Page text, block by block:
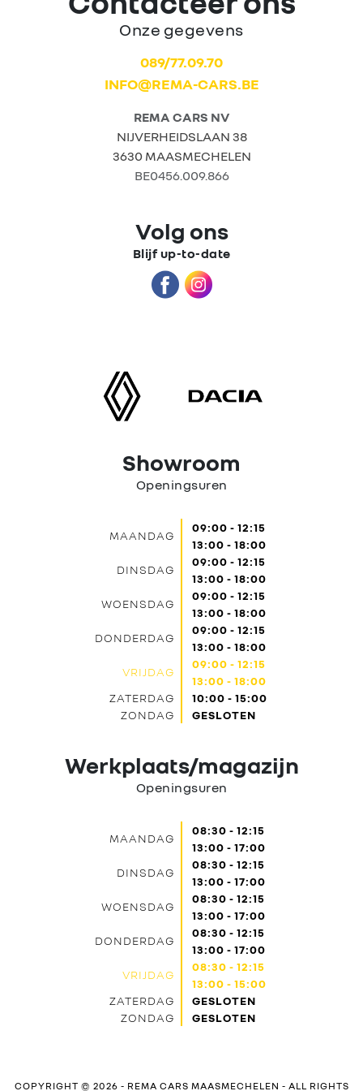
Home
Tweedehands
wagens
Stock wagens
Carrosserie
Wie zijn we?
Onze gegevens
089/77.09.70
INFO@REMA-CARS.BE
REMA CARS NV
NIJVERHEIDSLAAN 38
3630 MAASMECHELEN
BE0456.009.866
Volg ons
Blijf up-to-date
Showroom
Openingsuren
MAANDAG
09:00 - 12:15
13:00 - 18:00
DINSDAG
09:00 - 12:15
13:00 - 18:00
WOENSDAG
09:00 - 12:15
13:00 - 18:00
DONDERDAG
09:00 - 12:15
13:00 - 18:00
VRIJDAG
09:00 - 12:15
13:00 - 18:00
ZATERDAG
10:00 - 15:00
ZONDAG
GESLOTEN
Werkplaats/magazijn
Openingsuren
MAANDAG
08:30 - 12:15
13:00 - 17:00
DINSDAG
08:30 - 12:15
13:00 - 17:00
WOENSDAG
08:30 - 12:15
13:00 - 17:00
DONDERDAG
08:30 - 12:15
13:00 - 17:00
VRIJDAG
08:30 - 12:15
13:00 - 15:00
ZATERDAG
GESLOTEN
ZONDAG
GESLOTEN
COPYRIGHT © 2026 - REMA CARS MAASMECHELEN - ALL RIGHTS